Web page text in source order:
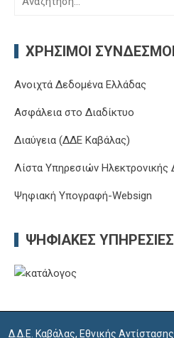
Ασφάλεια στο Διαδίκτυο
Διαύγεια (ΔΔΕ Καβάλας)
Λίστα Υπηρεσιών Ηλεκτρονικής
Ψηφιακή Υπογραφή-Websign
ΨΗΦΙΑΚΈΣ ΥΠΗΡΕΣΊΕΣ
Δ.Δ.Ε. Καβάλας, Εθνικής
Τηλ:
e-mail: